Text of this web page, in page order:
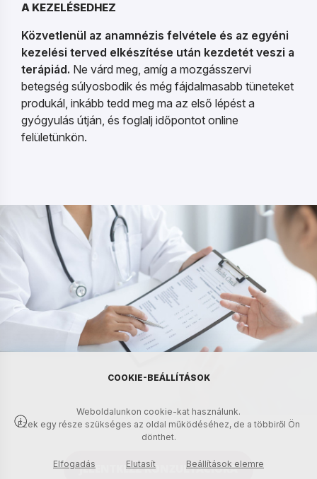
A KEZELÉSEDHEZ
Közvetlenül az anamnézis felvétele és az egyéni
kezelési terved elkészítése után kezdetét veszi a
terápiád. Ne várd meg, amíg a mozgásszervi
betegség súlyosbodik és még fájdalmasabb tüneteket
produkál, inkább tedd meg ma az első lépést a
gyógyulás útján, és foglalj időpontot online
felületünkön.
JELENTKEZZ KONZULTÁCIÓRA
COOKIE-BEÁLLÍTÁSOK
Weboldalunkon cookie-kat használunk.
Ezek egy része szükséges az oldal működéséhez, de a többiről Ön
dönthet.
Elfogadás Elutasít Beállítások elemre